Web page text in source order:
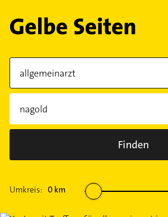
Finden
Umkreis: 0 km